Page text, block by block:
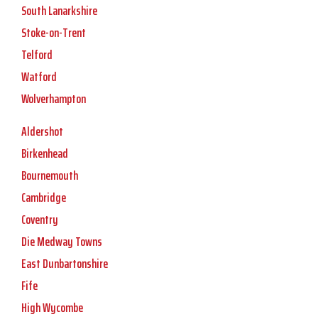
South Lanarkshire
Stoke-on-Trent
Telford
Watford
Wolverhampton
Aldershot
Birkenhead
Bournemouth
Cambridge
Coventry
Die Medway Towns
East Dunbartonshire
Fife
High Wycombe